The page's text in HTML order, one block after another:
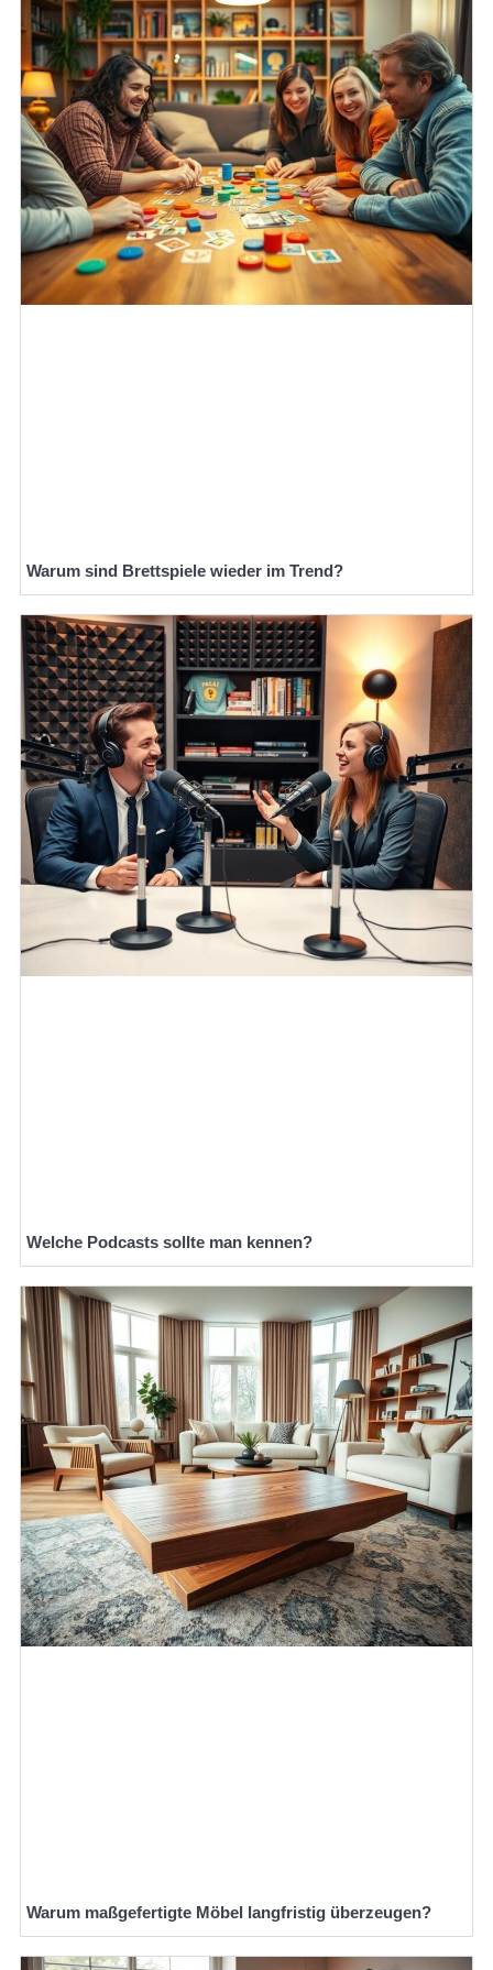
Warum sind Brettspiele wieder im Trend?
Welche Podcasts sollte man kennen?
Warum maßgefertigte Möbel langfristig überzeugen?